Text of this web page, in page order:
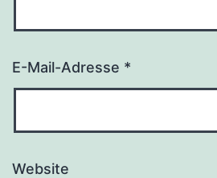
E-Mail-Adresse *
Website